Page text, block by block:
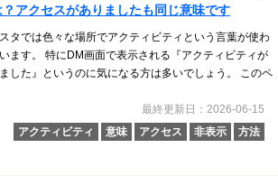
？アクセスがありましたも同じ意味です
タでは色々な場所でアクティビティという言葉が使わ
ます。 特にDM画面で表示される『アクティビティが
した』というのに気になる方は多いでしょう。 このペ
最終更新日：2026-06-15
アクティビティ
意味 アクセス 非表示 方法